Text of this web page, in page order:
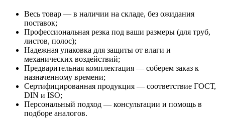
Весь товар — в наличии на складе, без ожидания
поставок;
Профессиональная резка под ваши размеры (для труб,
листов, полос);
Надежная упаковка для защиты от влаги и
механических воздействий;
Предварительная комплектация — соберем заказ к
назначенному времени;
Сертифицированная продукция — соответствие ГОСТ,
DIN и ISO;
Персональный подход — консультации и помощь в
подборе аналогов.